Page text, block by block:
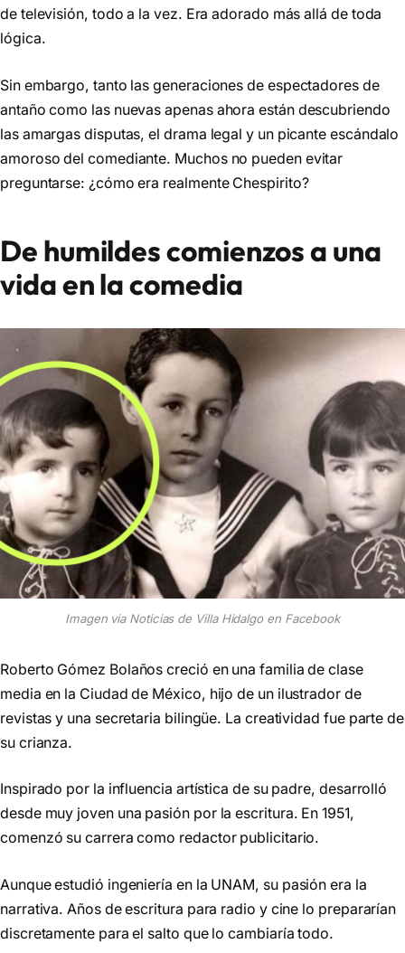
de televisión, todo a la vez. Era adorado más allá de toda
lógica.
Sin embargo, tanto las generaciones de espectadores de
antaño como las nuevas apenas ahora están descubriendo
las amargas disputas, el drama legal y un picante escándalo
amoroso del comediante. Muchos no pueden evitar
preguntarse: ¿cómo era realmente Chespirito?
De humildes comienzos a una
vida en la comedia
Imagen via Noticias de Villa Hidalgo en Facebook
Roberto Gómez Bolaños creció en una familia de clase
media en la Ciudad de México, hijo de un ilustrador de
revistas y una secretaria bilingüe. La creatividad fue parte de
su crianza.
Inspirado por la influencia artística de su padre, desarrolló
desde muy joven una pasión por la escritura. En 1951,
comenzó su carrera como redactor publicitario.
Aunque estudió ingeniería en la UNAM, su pasión era la
narrativa. Años de escritura para radio y cine lo prepararían
discretamente para el salto que lo cambiaría todo.